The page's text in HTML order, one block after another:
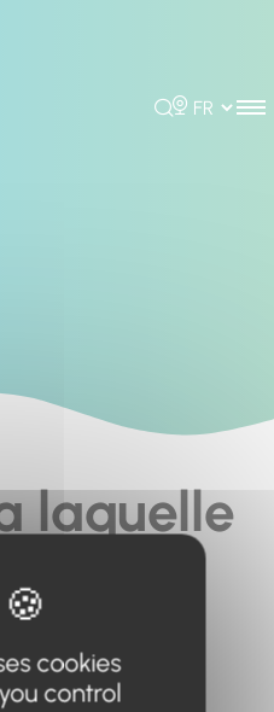
Rechercher
Choisir la
laquelle
à
plus.
cookies
control